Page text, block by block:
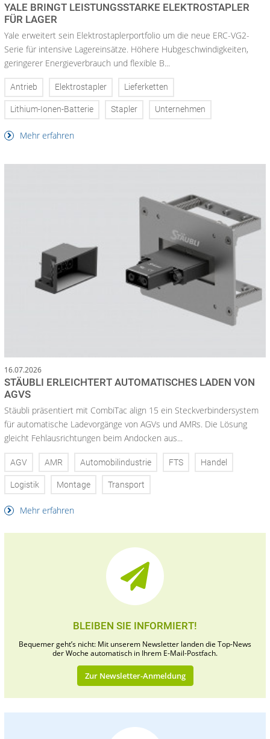
YALE BRINGT LEISTUNGSSTARKE ELEKTROSTAPLER
FÜR LAGER
Yale erweitert sein Elektrostaplerportfolio um die neue ERC-VG2-
Serie für intensive Lagereinsätze. Höhere Hubgeschwindigkeiten,
geringerer Energieverbrauch und flexible B...
Antrieb Elektrostapler Lieferketten
Lithium-Ionen-Batterie Stapler Unternehmen
Mehr erfahren
16.07.2026
STÄUBLI ERLEICHTERT AUTOMATISCHES LADEN VON
AGVS
Stäubli präsentiert mit CombiTac align 15 ein Steckverbindersystem
für automatische Ladevorgänge von AGVs und AMRs. Die Lösung
gleicht Fehlausrichtungen beim Andocken aus...
AGV AMR Automobilindustrie FTS Handel
Logistik Montage Transport
Mehr erfahren
BLEIBEN SIE INFORMIERT!
Bequemer geht’s nicht: Mit unserem Newsletter landen die Top-News
der Woche automatisch in Ihrem E-Mail-Postfach.
Zur Newsletter-Anmeldung